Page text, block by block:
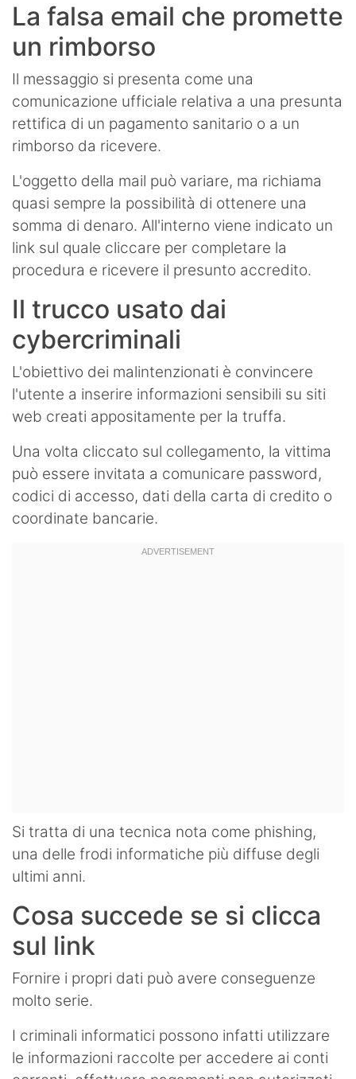
La falsa email che promette
un rimborso
Il messaggio si presenta come una
comunicazione ufficiale relativa a una presunta
rettifica di un pagamento sanitario o a un
rimborso da ricevere.
L'oggetto della mail può variare, ma richiama
quasi sempre la possibilità di ottenere una
somma di denaro. All'interno viene indicato un
link sul quale cliccare per completare la
procedura e ricevere il presunto accredito.
Il trucco usato dai
cybercriminali
L'obiettivo dei malintenzionati è convincere
l'utente a inserire informazioni sensibili su siti
web creati appositamente per la truffa.
Una volta cliccato sul collegamento, la vittima
può essere invitata a comunicare password,
codici di accesso, dati della carta di credito o
coordinate bancarie.
Si tratta di una tecnica nota come phishing,
una delle frodi informatiche più diffuse degli
ultimi anni.
Cosa succede se si clicca
sul link
Fornire i propri dati può avere conseguenze
molto serie.
I criminali informatici possono infatti utilizzare
le informazioni raccolte per accedere ai conti